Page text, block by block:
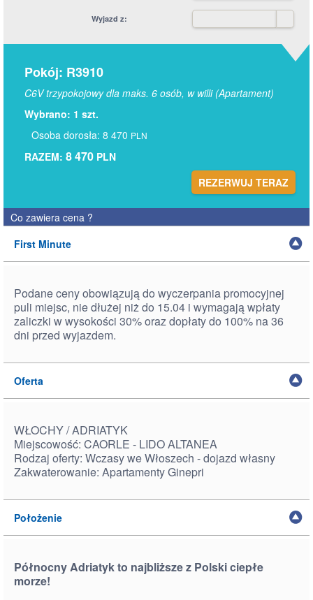
Wyjazd z
Pokój: R3910
C6V trzypokojowy dla maks. 6 osób, w willi (Apartament)
Wybrano: 1 szt.
Osoba dorosła: 8 470 PLN
RAZEM: 8 470 PLN
REZERWUJ TERAZ
Co zawiera cena ?
First Minute
Podane ceny obowiązują do wyczerpania promocyjnej
puli miejsc, nie dłużej niż do 15.04 i wymagają wpłaty
zaliczki w wysokości 30% oraz dopłaty do 100% na 36
dni przed wyjazdem.
Oferta
WŁOCHY / ADRIATYK
Miejscowość: CAORLE - LIDO ALTANEA
Rodzaj oferty: Wczasy we Włoszech - dojazd własny
Zakwaterowanie: Apartamenty Ginepri
Położenie
Północny Adriatyk to najbliższe z Polski ciepłe
morze!